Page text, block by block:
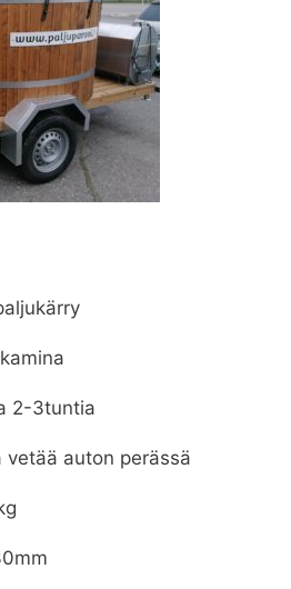
2-3tuntia
auton perässä